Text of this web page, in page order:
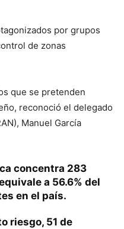
por grupos
de zonas
que se pretenden
reconoció el delegado
Manuel García
concentra 283
a 56.6% del
en el país.
riesgo, 51 de